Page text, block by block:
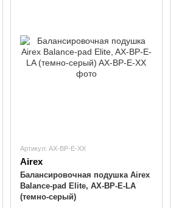
Артикул: AX-BP-E-XX
Airex
Балансировочная подушка Airex
Balance-pad Elite, AX-BP-E-LA
(темно-серый)